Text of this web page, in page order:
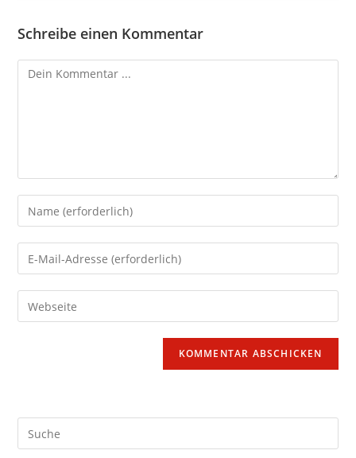
Schreibe einen Kommentar
Kommentieren
Gib
deinen
Namen
oder
zum
Kommentieren
Gib
deine
E-
Mail-
Gib
deine